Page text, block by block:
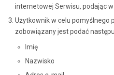
internetowej Serwisu, podając
Użytkownik w celu pomyślnego
zobowiązany jest podać
Imię
Nazwisko